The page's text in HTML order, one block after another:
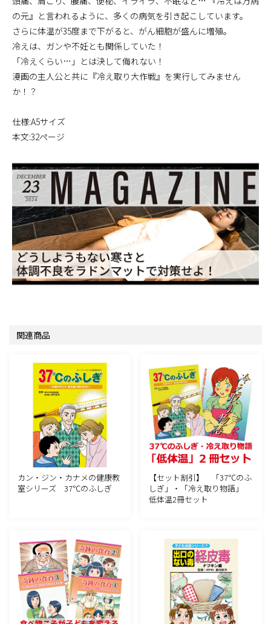
の元』と言われるように、多くの病気を引き起こしています。
さらに体温が35度まで下がると、がん細胞が盛んに増殖。
冷えは、ガンや不妊とも関係していた！
「冷えくらい…」とは決して侮れない！
漫画の主人公と共に『冷え取り大作戦』を実行してみません
か！？
仕様:A5サイズ
本文:32ページ
関連商品
カン・ジン・カナメの健康教
室シリーズ 37℃のふしぎ
【セット割引】 「37℃のふ
しぎ」・「冷え取り物語」
低体温2冊セット